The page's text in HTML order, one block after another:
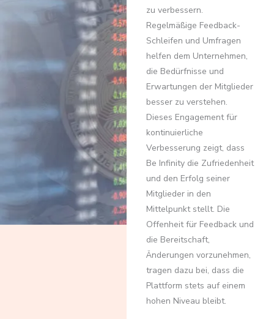
zu verbessern.
Regelmäßige Feedback-
Schleifen und Umfragen
helfen dem Unternehmen,
die Bedürfnisse und
Erwartungen der Mitglieder
besser zu verstehen.
Dieses Engagement für
kontinuierliche
Verbesserung zeigt, dass
Be Infinity die Zufriedenheit
und den Erfolg seiner
Mitglieder in den
Mittelpunkt stellt. Die
Offenheit für Feedback und
die Bereitschaft,
Änderungen vorzunehmen,
tragen dazu bei, dass die
Plattform stets auf einem
hohen Niveau bleibt.